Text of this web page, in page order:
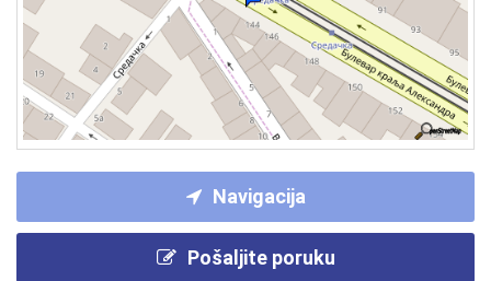
Navigacija
Pošaljite poruku